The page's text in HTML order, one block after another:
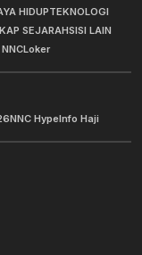
HIDUPTEKNOLOGI
SEJARAHSISI LAIN
Loker
NNC HypeInfo Haji